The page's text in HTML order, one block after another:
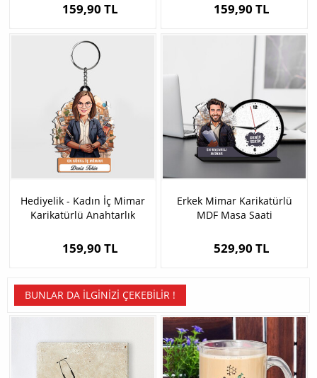
159,90 TL 159,90 TL
Hediyelik - Kadın İç Mimar
Karikatürlü Anahtarlık
159,90 TL
Erkek Mimar Karikatürlü
MDF Masa Saati
529,90 TL
BUNLAR DA İLGINIZI ÇEKEBILIR !